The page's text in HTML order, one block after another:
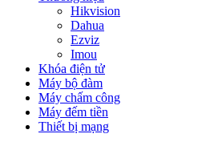
Hikvision
Dahua
Ezviz
Imou
Khóa điện tử
Máy bộ đàm
Máy chấm công
Máy đếm tiền
Thiết bị mạng